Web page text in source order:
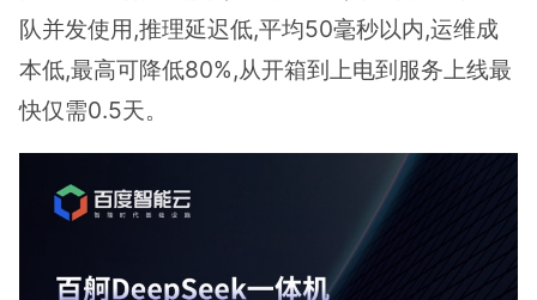
队并发使用,推理延迟低,平均50毫秒以内,运维成
本低,最高可降低80%,从开箱到上电到服务上线最
快仅需0.5天。